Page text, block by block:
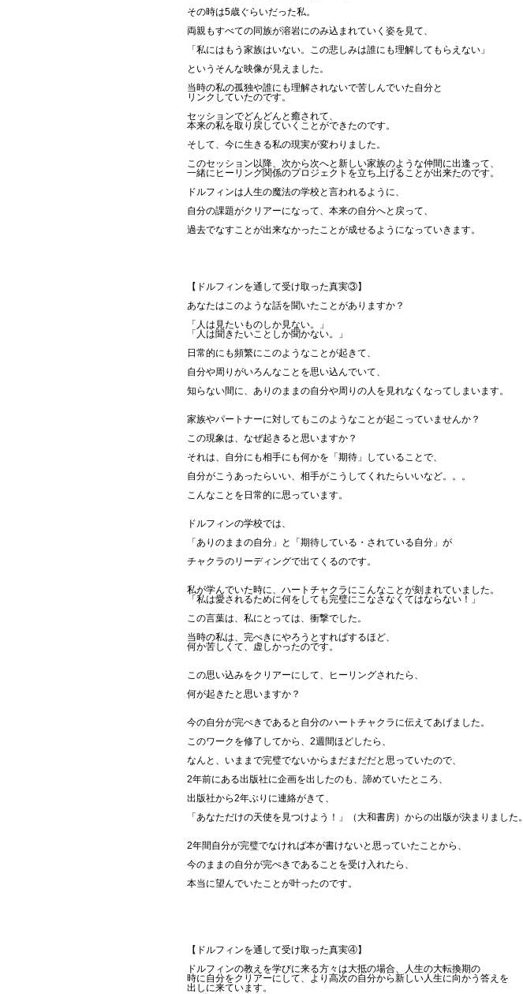
その時は5歳ぐらいだった私。
両親もすべての同族が溶岩にのみ込まれていく姿を見て、
「私にはもう家族はいない。この悲しみは誰にも理解してもらえない」
というそんな映像が見えました。
当時の私の孤独や誰にも理解されないで苦しんでいた自分と
リンクしていたのです。
セッションでどんどんと癒されて、
本来の私を取り戻していくことができたのです。
そして、今に生きる私の現実が変わりました。
このセッション以降、次から次へと新しい家族のような仲間に出逢って、
一緒にヒーリング関係のプロジェクトを立ち上げることが出来たのです。
ドルフィンは人生の魔法の学校と言われるように、
自分の課題がクリアーになって、本来の自分へと戻って、
過去でなすことが出来なかったことが成せるようになっていきます。
【ドルフィンを通して受け取った真実③】
あなたはこのような話を聞いたことがありますか？
「人は見たいものしか見ない。」
「人は聞きたいことしか聞かない。」
日常的にも頻繁にこのようなことが起きて、
自分や周りがいろんなことを思い込んでいて、
知らない間に、ありのままの自分や周りの人を見れなくなってしまいます。
家族やパートナーに対してもこのようなことが起こっていませんか？
この現象は、なぜ起きると思いますか？
それは、自分にも相手にも何かを「期待」していることで、
自分がこうあったらいい、相手がこうしてくれたらいいなど。。。
こんなことを日常的に思っています。
ドルフィンの学校では、
「ありのままの自分」と「期待している・されている自分」が
チャクラのリーディングで出てくるのです。
私が学んでいた時に、ハートチャクラにこんなことが刻まれていました。
「私は愛されるために何をしても完璧にこなさなくてはならない！」
この言葉は、私にとっては、衝撃でした。
当時の私は、完ぺきにやろうとすればするほど、
何か苦しくて、虚しかったのです。
この思い込みをクリアーにして、ヒーリングされたら、
何が起きたと思いますか？
今の自分が完ぺきであると自分のハートチャクラに伝えてあげました。
このワークを修了してから、2週間ほどしたら、
なんと、いままで完璧でないからまだまだだと思っていたので、
2年前にある出版社に企画を出したのも、諦めていたところ、
出版社から2年ぶりに連絡がきて、
「あなただけの天使を見つけよう！」（大和書房）からの出版が決まりました。
2年間自分が完璧でなければ本が書けないと思っていたことから、
今のままの自分が完ぺきであることを受け入れたら、
本当に望んでいたことが叶ったのです。
【ドルフィンを通して受け取った真実④】
ドルフィンの教えを学びに来る方々は大抵の場合、人生の大転換期の
時に自分をクリアーにして、より高次の自分から新しい人生に向かう答えを
出しに来ています。